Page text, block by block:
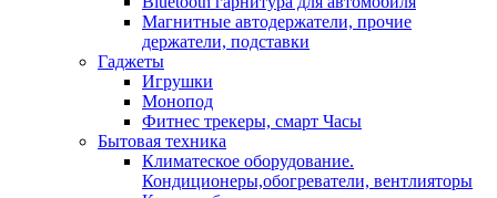
Магнитные автодержатели, прочие
держатели, подставки
Гаджеты
Игрушки
Монопод
Фитнес трекеры, смарт Часы
Бытовая техника
Климатеское оборудование.
Кондиционеры,обогреватели, вентлияторы